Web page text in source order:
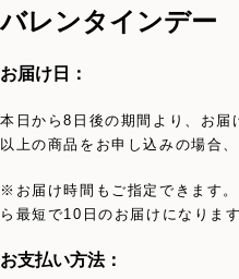
バレンタインデー
お届け日：
本日から8日後の期間より、お
以上の商品をお申し込みの場合
※お届け時間もご指定できます
ら最短で10日のお届けになります
お支払い方法：